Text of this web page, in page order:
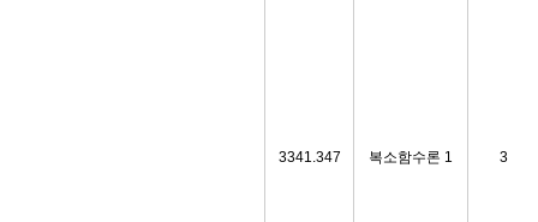
3341.347 복소함수론 1 3